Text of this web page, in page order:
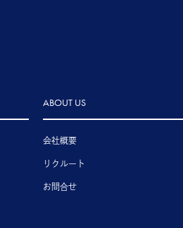
ABOUT US
会社概要
リクルート
お問合せ